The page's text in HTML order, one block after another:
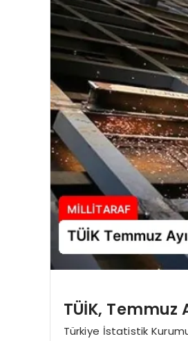
TÜİK, Temmuz
Türkiye İstatistik